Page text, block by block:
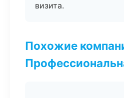
визита.
Похожие